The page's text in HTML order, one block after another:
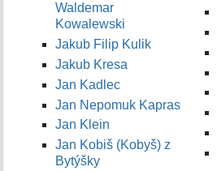
Waldemar
Kowalewski
Jakub Filip Kulik
Jakub Kresa
Jan Kadlec
Jan Nepomuk Kapras
Jan Klein
Jan Kobiš (Kobyš) z
Bytýšky